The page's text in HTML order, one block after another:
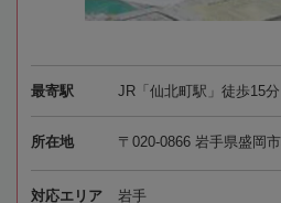
最寄駅 JR「仙北町駅」徒歩15分
所在地 〒020-0866 岩手県盛岡
対応エリア 岩手